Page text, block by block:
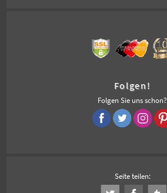
Folgen!
Folgen Sie uns schon?
Seite teilen: